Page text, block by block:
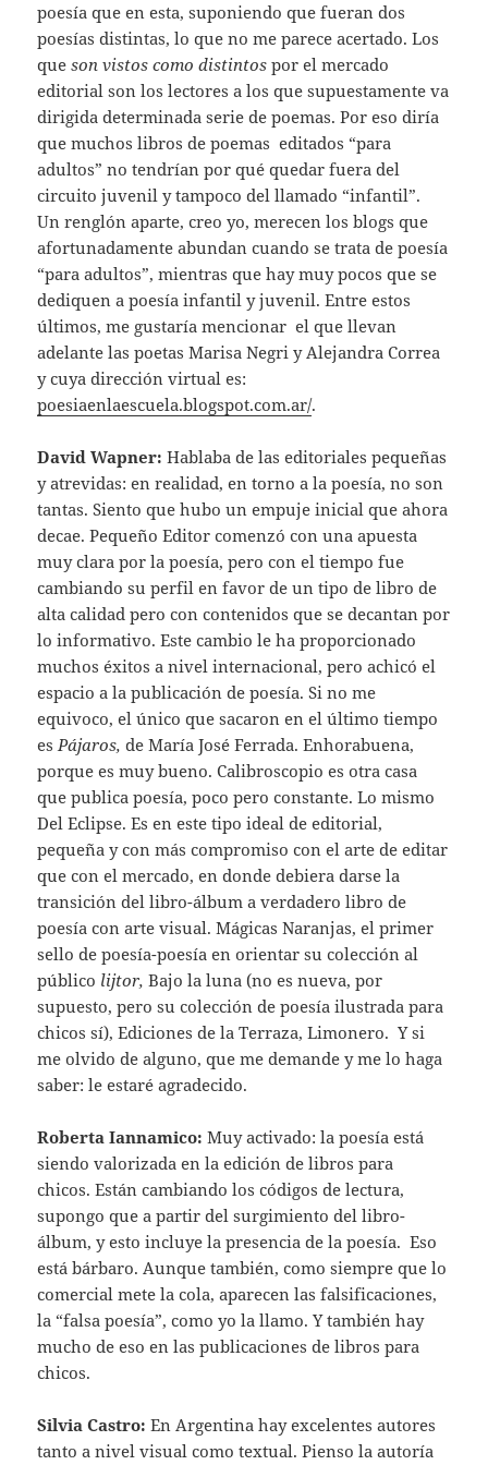
poesía que en esta, suponiendo que fueran dos
poesías distintas, lo que no me parece acertado. Los
queson vistos como distintos por el mercado
editorial son los lectores a los que supuestamente va
dirigida determinada serie de poemas. Por eso diría
que muchos libros de poemas editados “para
adultos” no tendrían por qué quedar fuera del
circuito juvenil y tampoco del llamado “infantil”.
Un renglón aparte, creo yo, merecen los blogs que
afortunadamente abundan cuando se trata de poesía
“para adultos”, mientras que hay muy pocos que se
dediquen a poesía infantil y juvenil. Entre estos
últimos, me gustaría mencionar el que llevan
adelante las poetas Marisa Negri y Alejandra Correa
y cuya dirección virtual es:
poesiaenlaescuela.blogspot.com.ar/.
David Wapner:Hablaba de las editoriales pequeñas
y atrevidas: en realidad, en torno a la poesía, no son
tantas. Siento que hubo un empuje inicial que ahora
decae. Pequeño Editor comenzó con una apuesta
muy clara por la poesía, pero con el tiempo fue
cambiando su perfil en favor de un tipo de libro de
alta calidad pero con contenidos que se decantan por
lo informativo. Este cambio le ha proporcionado
muchos éxitos a nivel internacional, pero achicó el
espacio a la publicación de poesía. Si no me
equivoco, el único que sacaron en el último tiempo
esPájaros, de María José Ferrada. Enhorabuena,
porque es muy bueno. Calibroscopio es otra casa
que publica poesía, poco pero constante. Lo mismo
Del Eclipse. Es en este tipo ideal de editorial,
pequeña y con más compromiso con el arte de editar
que con el mercado, en donde debiera darse la
transición del libro-álbum a verdadero libro de
poesía con arte visual. Mágicas Naranjas, el primer
sello de poesía-poesía en orientar su colección al
público lijtor, Bajo la luna (no es nueva, por
supuesto, pero su colección de poesía ilustrada para
chicos sí), Ediciones de la Terraza, Limonero. Y si
me olvido de alguno, que me demande y me lo haga
saber: le estaré agradecido.
Roberta Iannamico:Muy activado: la poesía está
siendo valorizada en la edición de libros para
chicos. Están cambiando los códigos de lectura,
supongo que a partir del surgimiento del libro-
álbum, y esto incluye la presencia de la poesía. Eso
está bárbaro. Aunque también, como siempre que lo
comercial mete la cola, aparecen las falsificaciones,
la “falsa poesía”, como yo la llamo. Y también hay
mucho de eso en las publicaciones de libros para
chicos.
Silvia Castro:En Argentina hay excelentes autores
tanto a nivel visual como textual. Pienso la autoría